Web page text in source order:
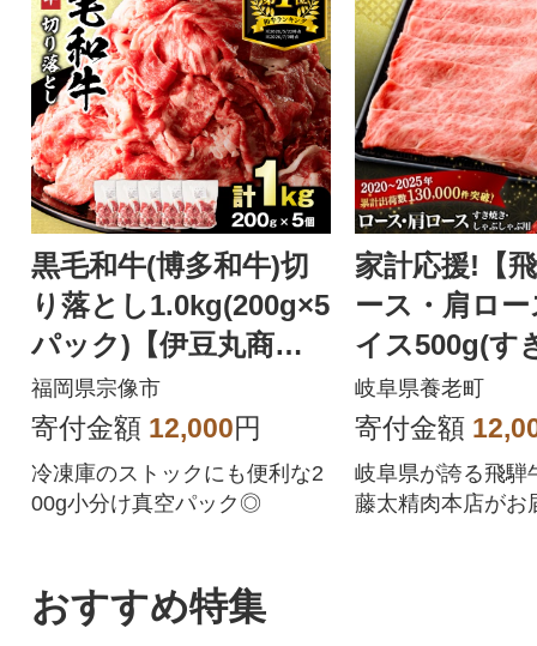
黒毛和牛(博多和牛)切
り落とし1.0kg(200g×5
パック)【伊豆丸商
店】_HA1511
福岡県宗像市
寄付金額 12,000円
冷凍庫のストックにも便利な2
00g小分け真空パック◎
家計応援!【
ース・肩ロ
イス500g(す
ゃぶしゃぶ)
黒毛和牛
岐阜県養老町
寄付金額
岐阜県が誇る飛騨
藤太精肉本店がお
おすすめ特集